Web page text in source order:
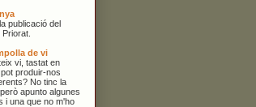
publicació del
de vi
vi, tastat en
produir-nos
No tinc la
apunto algunes
i una que no m'ho